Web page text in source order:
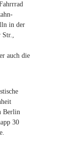
in der
Str.,
auch die
Berlin
30